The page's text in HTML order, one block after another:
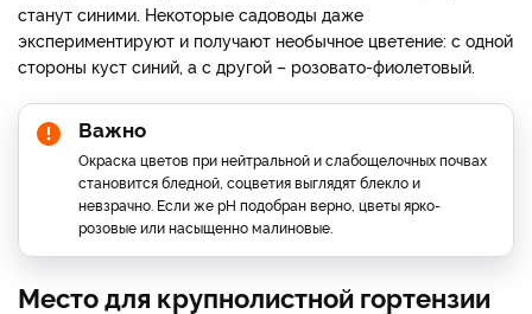
станут синими. Некоторые садоводы даже
экспериментируют и получают необычное цветение: с одной
стороны куст синий, а с другой – розовато-фиолетовый.
Важно
Окраска цветов при нейтральной и слабощелочных почвах
становится бледной, соцветия выглядят блекло и
невзрачно. Если же рН подобран верно, цветы ярко-
розовые или насыщенно малиновые.
Место для крупнолистной гортензии